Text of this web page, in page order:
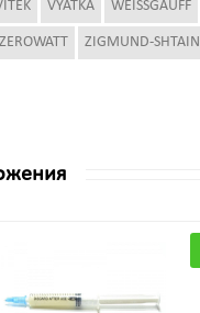
VYATKA WEISSGAUFF
ZEROWATT ZIGMUND-SHTAIN